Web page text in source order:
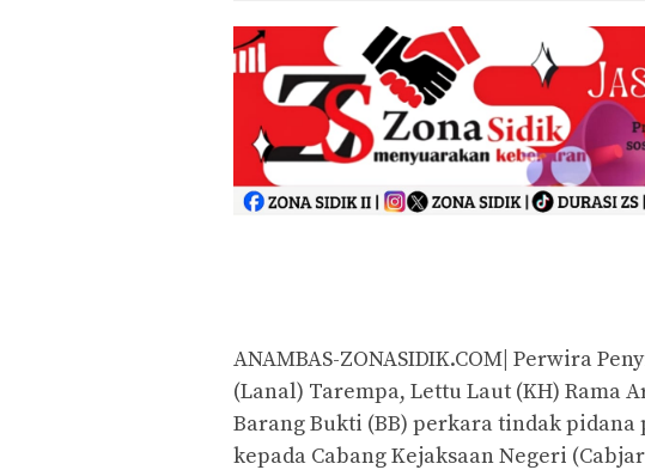
ANAMBAS-ZONASIDIK.COM| Perwira
(Lanal) Tarempa, Lettu Laut (KH) Rama
Barang Bukti (BB) perkara tindak
kepada Cabang Kejaksaan Negeri